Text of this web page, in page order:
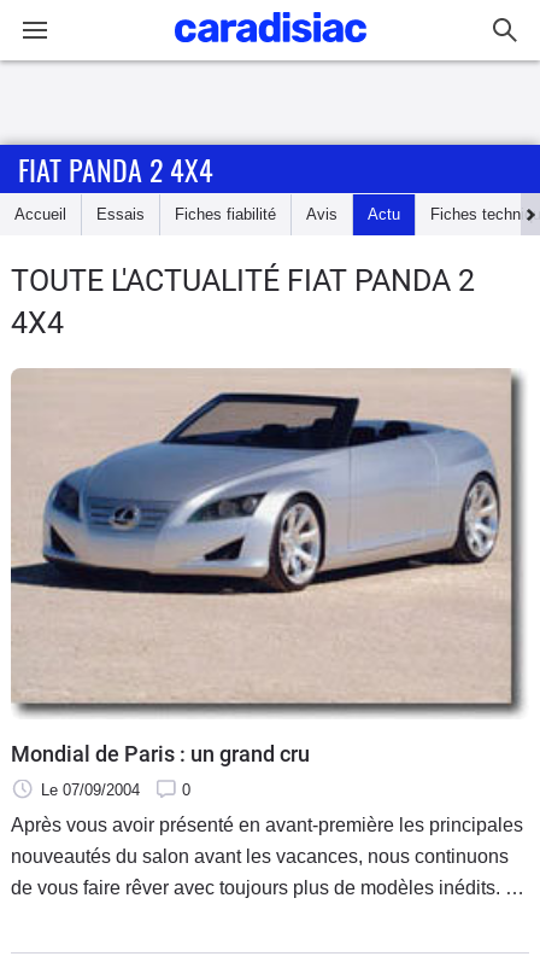
Accueil
Essais
Utilitaires
Flottes
Auto
Services
Forum
Moto
Marques
FIAT PANDA 2 4X4
Accueil Essais Fiches fiabilité Avis Actu Fiches
TOUTE L'ACTUALITÉ FIAT PANDA 2
4X4
Mondial de Paris : un grand cru
Le 07/09/2004 0
Après vous avoir présenté en avant-première les principales
nouveautés du salon avant les vacances, nous continuons
de vous faire rêver avec toujours plus de modèles inédits. Vu
le